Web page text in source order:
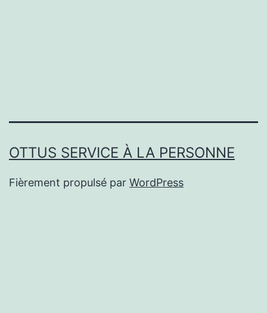
OTTUS SERVICE À LA PERSONNE
Fièrement propulsé par WordPress